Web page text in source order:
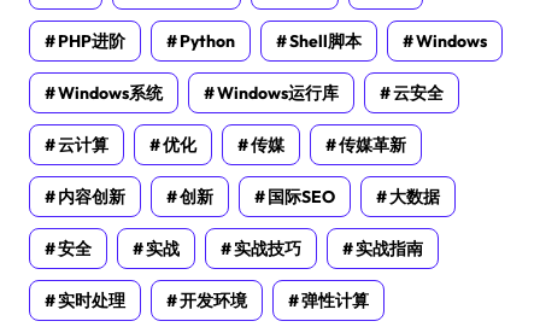
PHP进阶 Python Shell脚本 Windows
Windows系统 Windows运行库 云安全
云计算 优化 传媒 传媒革新
内容创新 创新 国际SEO 大数据
安全 实战 实战技巧 实战指南
实时处理 开发环境 弹性计算